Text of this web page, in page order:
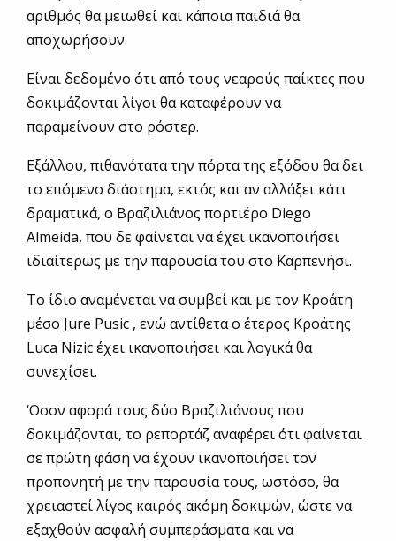
αριθμός θα μειωθεί και κάποια παιδιά θα
αποχωρήσουν.
Είναι δεδομένο ότι από τους νεαρούς παίκτες που
δοκιμάζονται λίγοι θα καταφέρουν να
παραμείνουν στο ρόστερ.
Εξάλλου, πιθανότατα την πόρτα της εξόδου θα δει
το επόμενο διάστημα, εκτός και αν αλλάξει κάτι
δραματικά, ο Βραζιλιάνος πορτιέρο Diego
Almeida, που δε φαίνεται να έχει ικανοποιήσει
ιδιαίτερως με την παρουσία του στο Καρπενήσι.
Το ίδιο αναμένεται να συμβεί και με τον Κροάτη
μέσο Jure Pusic , ενώ αντίθετα ο έτερος Κροάτης
Luca Nizic έχει ικανοποιήσει και λογικά θα
συνεχίσει.
‘Οσον αφορά τους δύο Βραζιλιάνους που
δοκιμάζονται, το ρεπορτάζ αναφέρει ότι φαίνεται
σε πρώτη φάση να έχουν ικανοποιήσει τον
προπονητή με την παρουσία τους, ωστόσο, θα
χρειαστεί λίγος καιρός ακόμη δοκιμών, ώστε να
εξαχθούν ασφαλή συμπεράσματα και να